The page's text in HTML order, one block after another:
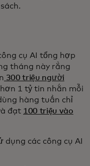
cụ AI tổng hợp
tháng này rằng
300 triệu người
1 tỷ tin nhắn mỗi
hàng tuần chỉ
đạt 100 triệu vào
các công cụ AI